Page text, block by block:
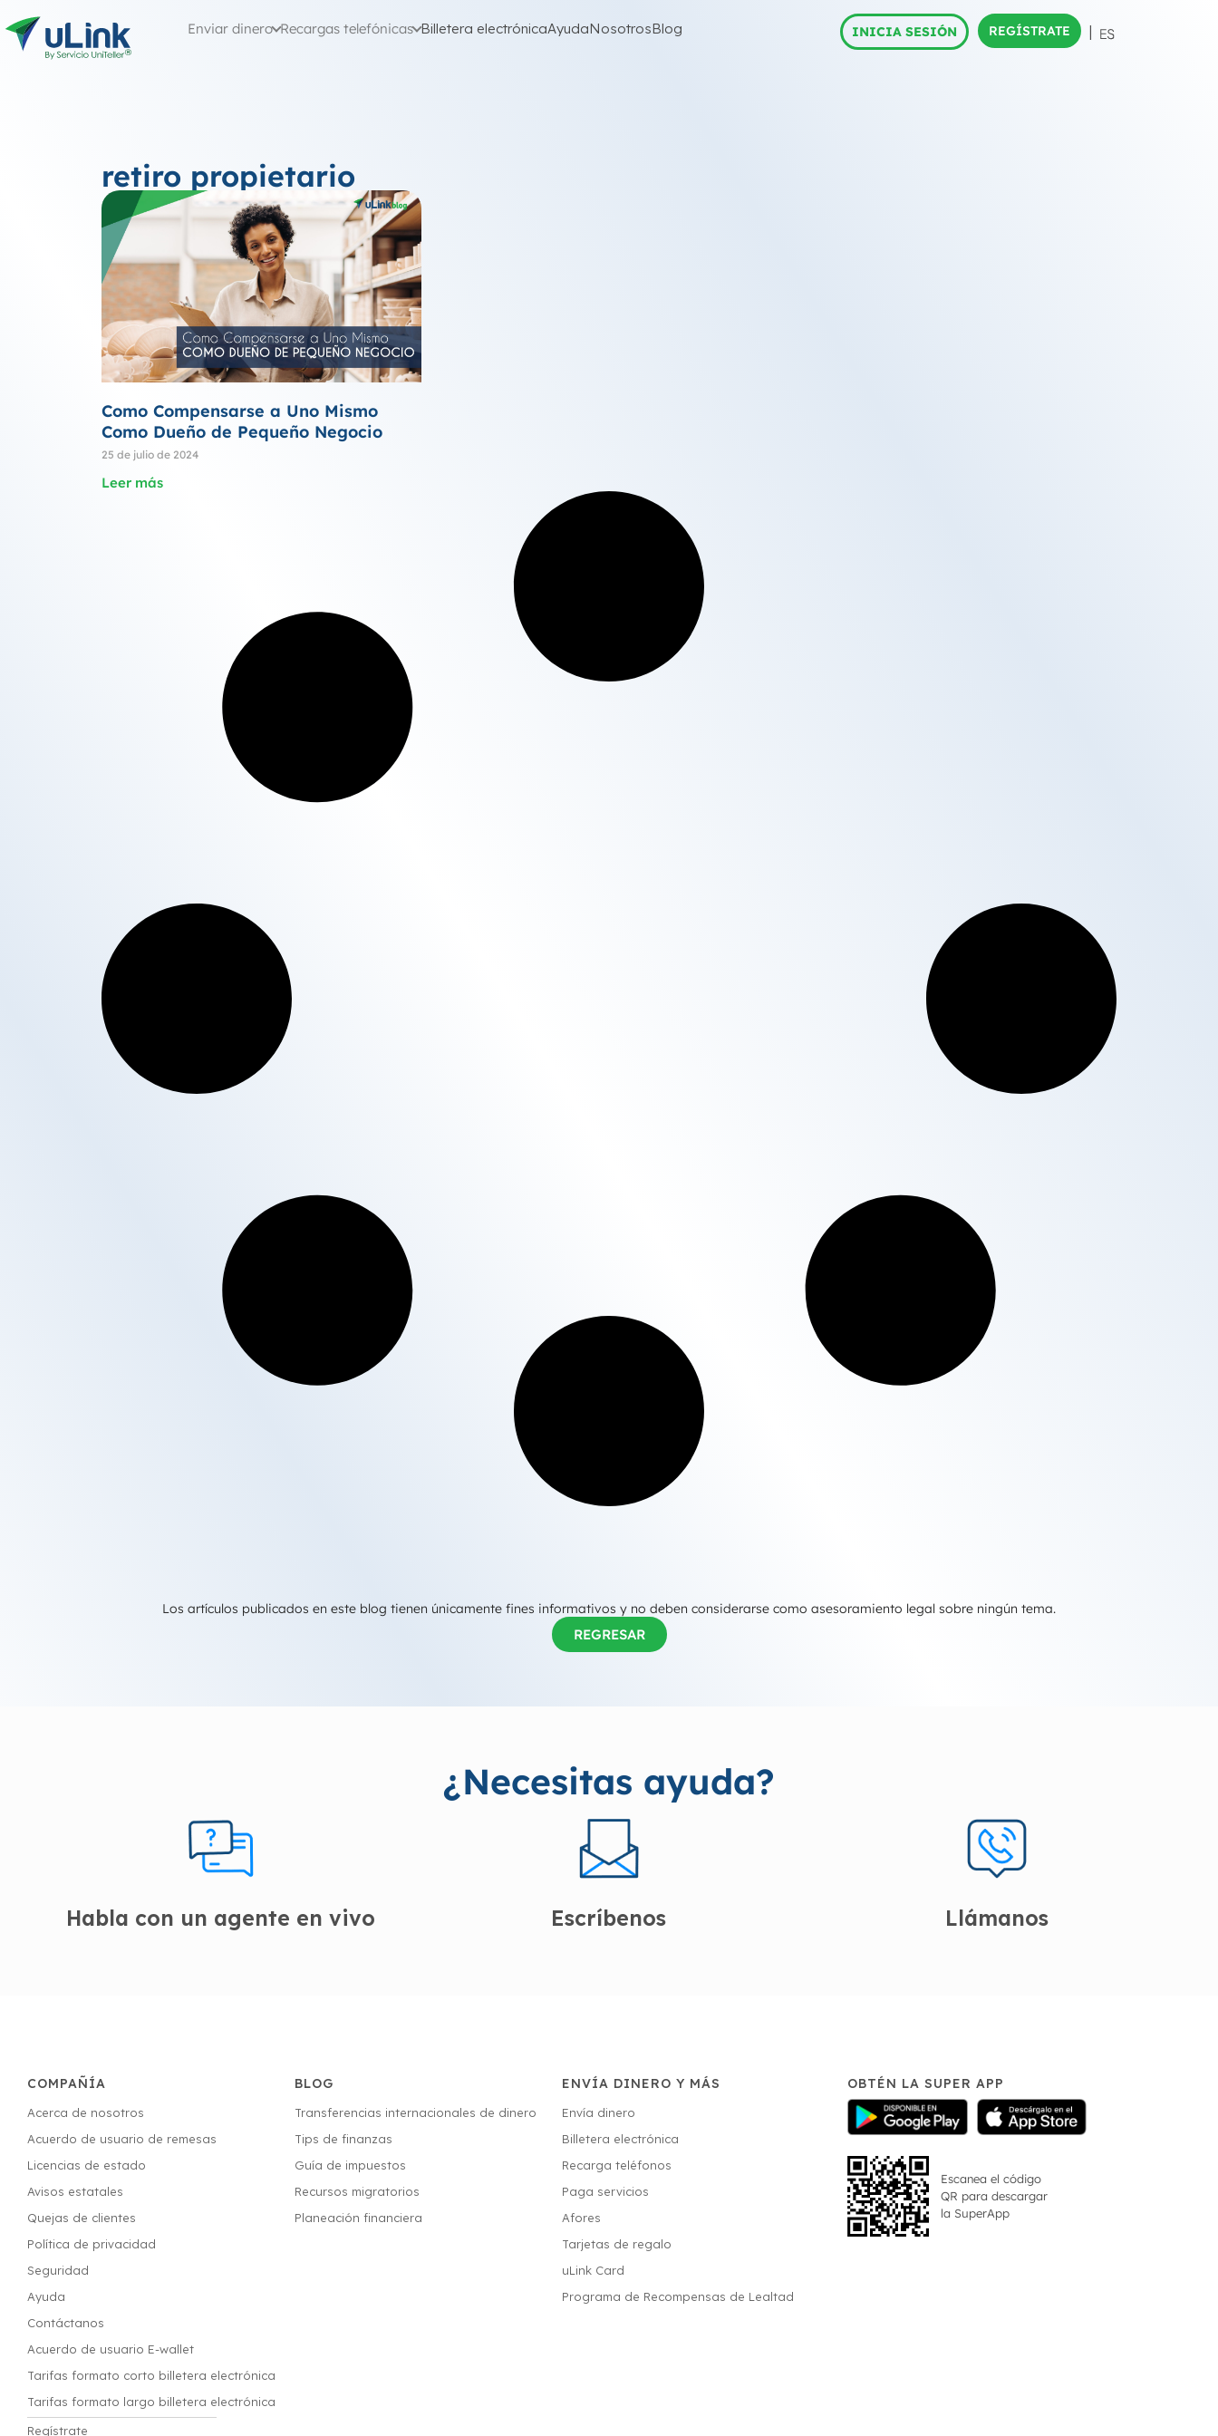
Enviar dinero Recargas telefónicas Billetera electrónicaAyudaNosotrosBlog INICIA SESIÓN REGÍSTRATE
retiro propietario
Como Compensarse a Uno Mismo
Como Dueño de Pequeño Negocio
25 de julio de 2024
Leer más
Los artículos publicados en este blog tienen únicamente fines informativos y no deben considerarse como asesoramiento legal sobre ningún tema.
REGRESAR
¿Necesitas ayuda?
Habla con un agente en vivo Escríbenos Llámanos
COMPAÑÍA
Acerca de nosotros
Acuerdo de usuario de remesas
Licencias de estado
Avisos estatales
Quejas de clientes
Política de privacidad
Seguridad
Ayuda
Contáctanos
Acuerdo de usuario E-wallet
Tarifas formato corto billetera electrónica
Tarifas formato largo billetera electrónica
Regístrate
BLOG
Transferencias internacionales de dinero
Tips de finanzas
Guía de impuestos
Recursos migratorios
Planeación financiera
ENVÍA DINERO Y MÁS
Envía dinero
Billetera electrónica
Recarga teléfonos
Paga servicios
Afores
Tarjetas de regalo
uLink Card
Programa de Recompensas de Lealtad
OBTÉN LA SUPER APP
Escanea el código
QR para descargar
la SuperApp